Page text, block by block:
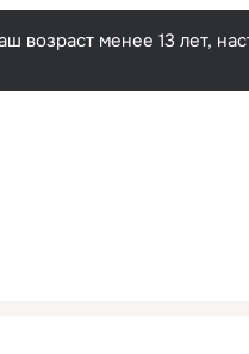
возраст менее 13 лет,